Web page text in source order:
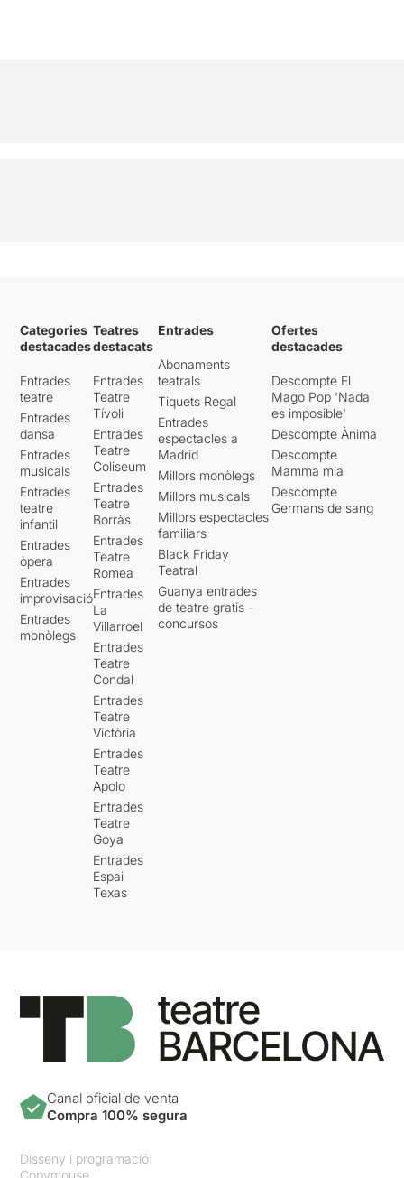
Categories
destacades
Entrades
teatre
Entrades
dansa
Entrades
musicals
Entrades
teatre
infantil
Entrades
òpera
Entrades
improvisació
Entrades
monòlegs
Teatres
destacats
Entrades
Teatre
Tívoli
Entrades
Teatre
Coliseum
Entrades
Teatre
Borràs
Entrades
Teatre
Romea
Entrades
La
Villarroel
Entrades
Teatre
Condal
Entrades
Teatre
Victòria
Entrades
Teatre
Apolo
Entrades
Teatre
Goya
Entrades
Espai
Texas
Entrades
Abonaments
teatrals
Tiquets Regal
Entrades
espectacles a
Madrid
Millors monòlegs
Millors musicals
Millors espectacles
familiars
Black Friday
Teatral
Guanya entrades
de teatre gratis -
concursos
Ofertes
destacades
Descompte El
Mago Pop 'Nada
es imposible'
Descompte Ànima
Descompte
Mamma mia
Descompte
Germans de sang
Canal oficial de venta
Compra 100% segura
Disseny i programació:
Copymouse